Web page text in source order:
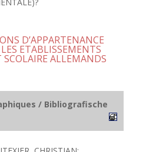
D’APPARTENANCE
ETABLISSEMENTS
SCOLAIRE ALLEMANDS
/ Bibliografische